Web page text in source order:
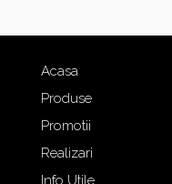
i
a
l
a
f
r
Acasa
Produse
Promotii
Realizari
Info Utile